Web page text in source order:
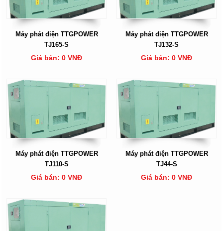
Máy phát điện TTGPOWER
TJ165-S
Giá bán: 0 VNĐ
Máy phát điện TTGPOWER
TJ132-S
Giá bán: 0 VNĐ
Máy phát điện TTGPOWER
TJ110-S
Giá bán: 0 VNĐ
Máy phát điện TTGPOWER
TJ44-S
Giá bán: 0 VNĐ